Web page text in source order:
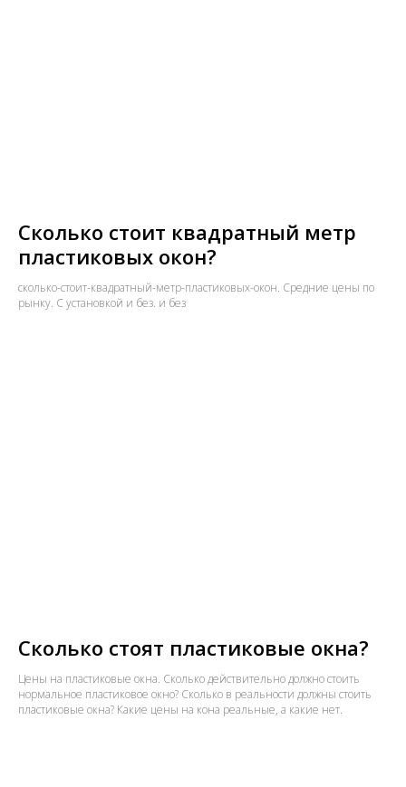
Сколько стоит квадратный метр
пластиковых окон?
сколько-стоит-квадратный-метр-пластиковых-окон. Средние цены по
рынку. С установкой и без. и без
Сколько стоят пластиковые окна?
Цены на пластиковые окна. Сколько действительно должно стоить
нормальное пластиковое окно? Сколько в реальности должны стоить
пластиковые окна? Какие цены на кона реальные, а какие нет.